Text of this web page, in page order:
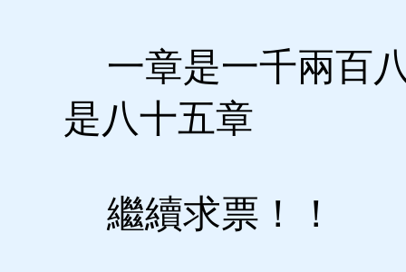
一章是一千兩百
是八十五章
繼續求票！！